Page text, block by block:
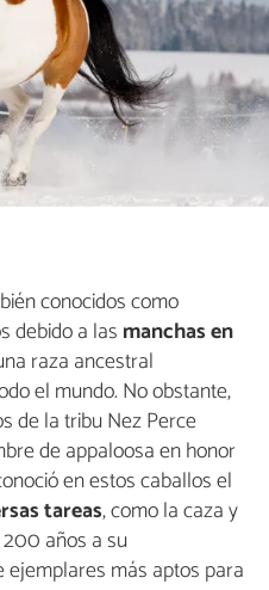
conocidos como
debido a las manchas en
raza ancestral
el mundo. No obstante,
de la tribu Nez Perce
de appaloosa en honor
en estos caballos el
tareas, como la caza y
años a su
más aptos para